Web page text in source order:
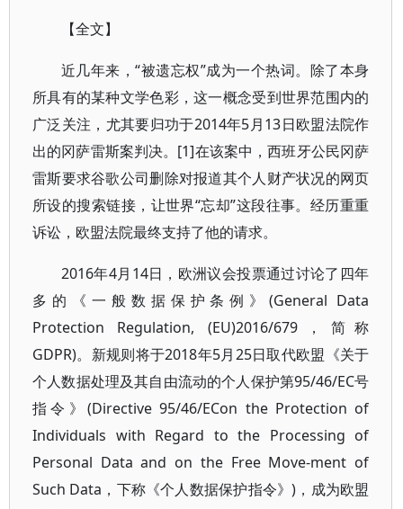
【全文】
近几年来，“被遗忘权”成为一个热词。除了本身
所具有的某种文学色彩，这一概念受到世界范围内的
广泛关注，尤其要归功于2014年5月13日欧盟法院作
出的冈萨雷斯案判决。[1]在该案中，西班牙公民冈萨
雷斯要求谷歌公司删除对报道其个人财产状况的网页
所设的搜索链接，让世界“忘却”这段往事。经历重重
诉讼，欧盟法院最终支持了他的请求。
2016年4月14日，欧洲议会投票通过讨论了四年
多的《一般数据保护条例》(General Data
Protection Regulation, (EU)2016/679，简称
GDPR)。新规则将于2018年5月25日取代欧盟《关于
个人数据处理及其自由流动的个人保护第95/46/EC号
指令》(Directive 95/46/ECon the Protection of
Individuals with Regard to the Processing of
Personal Data and on the Free Move-ment of
Such Data，下称《个人数据保护指令》)，成为欧盟